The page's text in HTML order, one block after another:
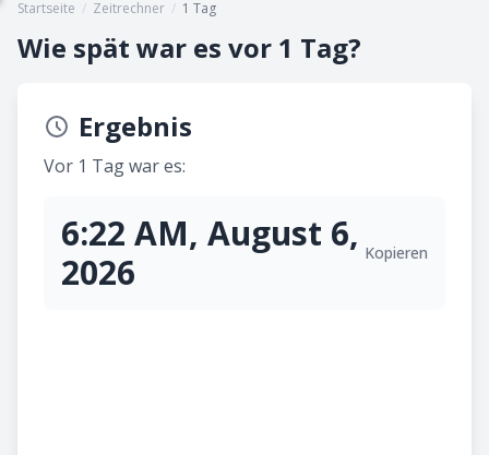
Startseite / Zeitrechner / 1 Tag
Wie spät war es vor 1 Tag?
Ergebnis
Vor 1 Tag war es:
6:22 AM, August 6,
2026
Kopieren